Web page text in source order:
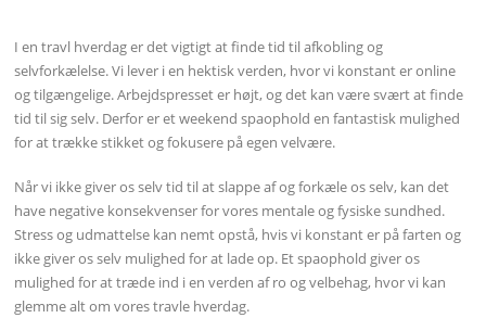
I en travl hverdag er det vigtigt at finde tid til afkobling og
selvforkælelse. Vi lever i en hektisk verden, hvor vi konstant er online
og tilgængelige. Arbejdspresset er højt, og det kan være svært at finde
tid til sig selv. Derfor er et weekend spaophold en fantastisk mulighed
for at trække stikket og fokusere på egen velvære.
Når vi ikke giver os selv tid til at slappe af og forkæle os selv, kan det
have negative konsekvenser for vores mentale og fysiske sundhed.
Stress og udmattelse kan nemt opstå, hvis vi konstant er på farten og
ikke giver os selv mulighed for at lade op. Et spaophold giver os
mulighed for at træde ind i en verden af ro og velbehag, hvor vi kan
glemme alt om vores travle hverdag.